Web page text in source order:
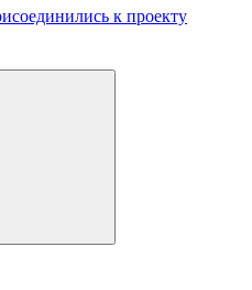
к проекту